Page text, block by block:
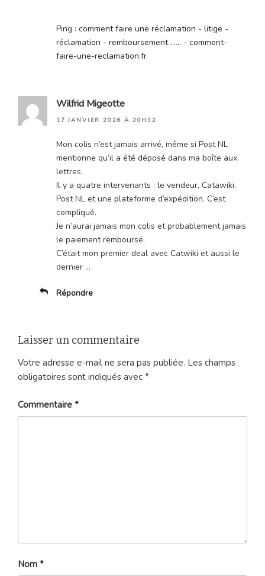
Ping : comment faire une réclamation - litige -
réclamation - remboursement ...... - comment-
faire-une-reclamation.fr
Wilfrid Migeotte
17 JANVIER 2026 À 20H32
Mon colis n’est jamais arrivé, même si Post NL
mentionne qu’il a été déposé dans ma boîte aux
lettres.
Il y a quatre intervenants : le vendeur, Catawiki,
Post NL et une plateforme d’expédition. C’est
compliqué.
Je n’aurai jamais mon colis et probablement jamais
le paiement remboursé.
C’était mon premier deal avec Catwiki et aussi le
dernier …
Répondre
Laisser un commentaire
Votre adresse e-mail ne sera pas publiée. Les champs
obligatoires sont indiqués avec *
Commentaire *
Nom *